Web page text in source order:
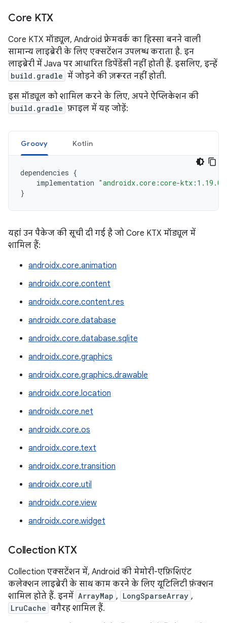
Core KTX
Core KTX मॉड्यूल, Android फ़्रेमवर्क का हिस्सा बनने वाली
सामान्य लाइब्रेरी के लिए एक्सटेंशन उपलब्ध कराता है. इन
लाइब्रेरी में Java पर आधारित डिपेंडेंसी नहीं होती हैं. इसलिए, इन्हें
build.gradle में जोड़ने की ज़रूरत नहीं होती.
इस मॉड्यूल को शामिल करने के लिए, अपने ऐप्लिकेशन की
build.gradle फ़ाइल में यह जोड़ें:
Groovy Kotlin
dependencies {
implementation "androidx.core:core-ktx:1.19.0"
}
यहां उन पैकेज की सूची दी गई है जो Core KTX मॉड्यूल में
शामिल हैं:
androidx.core.animation
androidx.core.content
androidx.core.content.res
androidx.core.database
androidx.core.database.sqlite
androidx.core.graphics
androidx.core.graphics.drawable
androidx.core.location
androidx.core.net
androidx.core.os
androidx.core.text
androidx.core.transition
androidx.core.util
androidx.core.view
androidx.core.widget
Collection KTX
Collection एक्सटेंशन में, Android की मेमोरी-एफ़िशिएंट
कलेक्शन लाइब्रेरी के साथ काम करने के लिए यूटिलिटी फ़ंक्शन
शामिल होते हैं. इनमें ArrayMap , LongSparseArray ,
LruCache वगैरह शामिल हैं.